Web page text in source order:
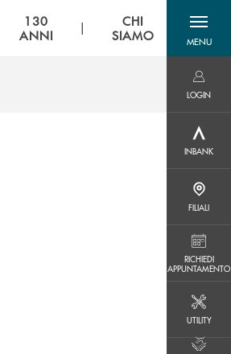
130
ANNI
|
CHI
SIAMO
MENU
LOGIN
INBANK
FILIALI
RICHIEDI
APPUNTAMENTO
UTILITY